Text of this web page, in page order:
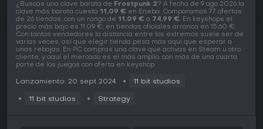
¿Buscas una clave barata de Frostpunk 2? A fecha de 9 ago 2026 la
clave más barata cuesta 11,09 € en Eneba. Comparamos 77 ofertas
de 26 tiendas, con un rango de 11,09 € a 74,99 €. En keyshops el
precio más bajo es 11,09 €, en tiendas oficiales arranca en 15,60 €.
Con tantos vendedores la distancia entre los extremos suele ser de
varias veces, así que elegir tienda pesa más aquí que esperar a
unas rebajas. En PC compras una clave que activas en Steam u otro
cliente, y aquí el mercado es el más amplio, con más de una cuarta
parte de los juegos con oferta en keyshop.
Lanzamiento: 20 sept 2024 11 bit studios
11 bit studios Strategy